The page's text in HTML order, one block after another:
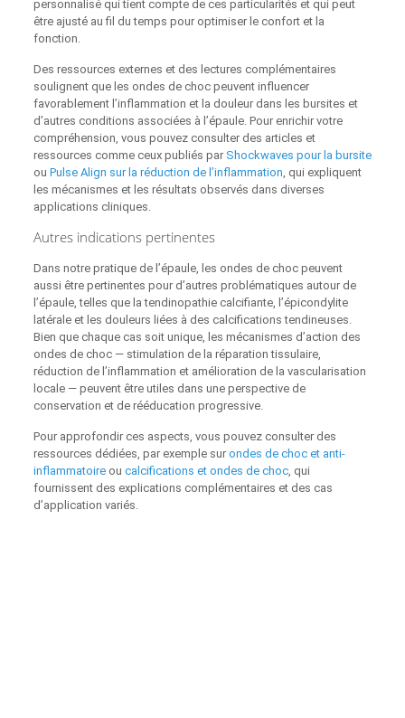
personnalisé qui tient compte de ces particularités et qui peut
être ajusté au fil du temps pour optimiser le confort et la
fonction.
Des ressources externes et des lectures complémentaires
soulignent que les ondes de choc peuvent influencer
favorablement l’inflammation et la douleur dans les bursites et
d’autres conditions associées à l’épaule. Pour enrichir votre
compréhension, vous pouvez consulter des articles et
ressources comme ceux publiés par Shockwaves pour la bursite
ou Pulse Align sur la réduction de l’inflammation, qui expliquent
les mécanismes et les résultats observés dans diverses
applications cliniques.
Autres indications pertinentes
Dans notre pratique de l’épaule, les ondes de choc peuvent
aussi être pertinentes pour d’autres problématiques autour de
l’épaule, telles que la tendinopathie calcifiante, l’épicondylite
latérale et les douleurs liées à des calcifications tendineuses.
Bien que chaque cas soit unique, les mécanismes d’action des
ondes de choc — stimulation de la réparation tissulaire,
réduction de l’inflammation et amélioration de la vascularisation
locale — peuvent être utiles dans une perspective de
conservation et de rééducation progressive.
Pour approfondir ces aspects, vous pouvez consulter des
ressources dédiées, par exemple sur ondes de choc et anti-
inflammatoireou calcifications et ondes de choc, qui
fournissent des explications complémentaires et des cas
d’application variés.